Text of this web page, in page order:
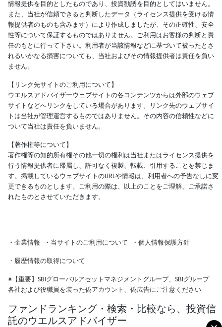
情報提供を目的としたものであり、投資勧誘を目的としてはいません。
また、当社が信頼できると判断したデータ（ライセンス提供を受ける情
報提供者のものも含みます）により作成しましたが、その正確性、安全
性等について保証するものではありません。ご利用はお客様の判断と責
任のもとに行って下さい。利用者が当該情報などに基づいて被ったとさ
れるいかなる損害についても、当社およびその情報提供者は責任を負い
ません。
【リンク先サイトのご利用について】
ウエルスアドバイザーウェブサイトの各コンテンツからは外部のウェブ
サイトなどへリンクをしている場合があります。リンク先のウェブサイ
トは当社が管理運営するものではありません。その内容の信頼性などに
ついて当社は責任を負いません。
【著作権等について】
著作権等の知的所有権その他一切の権利は当社またはライセンス提供を
行う情報提供者に帰属し、許可なく複製、転載、引用することを禁じま
す。掲載しているウェブサイトのURLや情報は、利用者への予告なしに変
更できるものとします。ご利用の際は、以上のことをご理解、ご承諾さ
れたものとさせていただきます。
・ 企業情報 ・ 当サイトのご利用について ・ 個人情報保護方針
・ 履歴情報の取得について
※【重要】SBIグローバルアセットマネジメントグループ、SBIグループ
各社および役職員を装った偽アカウント、偽広告にご注意ください
ファンドランキング・検索・比較なら、投資信
託のウエルスアドバイザー